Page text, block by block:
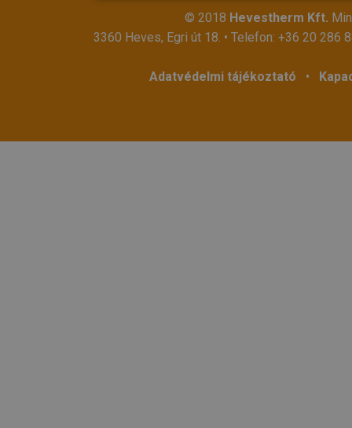
© 2018 Hevestherm Kft.
3360 Heves, Egri út 18. • Telefon: +36 20 286
Adatvédelmi tájékoztató •